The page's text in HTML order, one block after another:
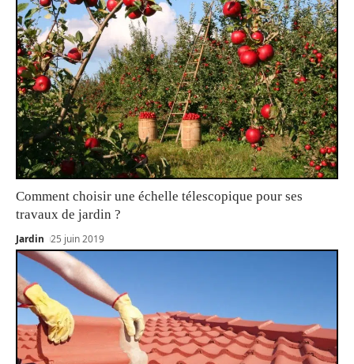
Comment choisir une échelle télescopique pour ses
travaux de jardin ?
Jardin 25 juin 2019